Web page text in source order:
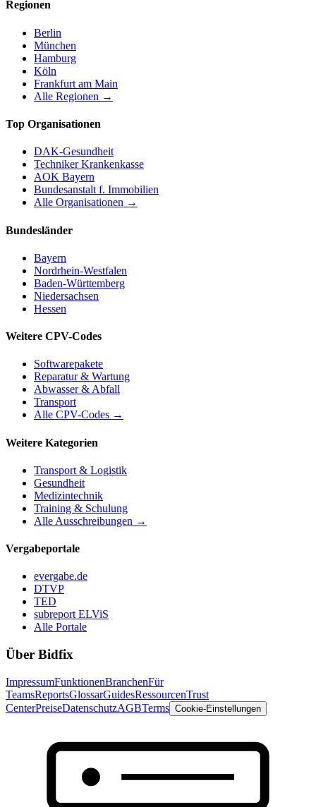
Regionen
Berlin
München
Hamburg
Köln
Frankfurt am Main
Alle Regionen →
Top Organisationen
DAK-Gesundheit
Techniker Krankenkasse
AOK Bayern
Bundesanstalt f. Immobilien
Alle Organisationen →
Bundesländer
Bayern
Nordrhein-Westfalen
Baden-Württemberg
Niedersachsen
Hessen
Weitere CPV-Codes
Softwarepakete
Reparatur & Wartung
Abwasser & Abfall
Transport
Alle CPV-Codes →
Weitere Kategorien
Transport & Logistik
Gesundheit
Medizintechnik
Training & Schulung
Alle Ausschreibungen →
Vergabeportale
evergabe.de
DTVP
TED
subreport ELViS
Alle Portale
Über Bidfix
ImpressumFunktionenBranchenFür
TeamsReportsGlossarGuidesRessourcenTrust
CenterPreiseDatenschutzAGBTerms Cookie-Einstellungen